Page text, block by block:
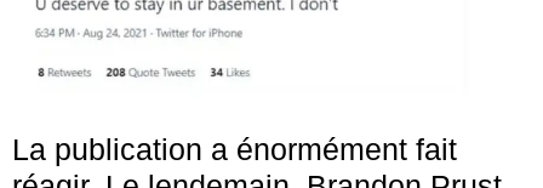
La publication a énormément fait